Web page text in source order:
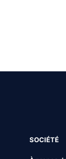
SOCIÉTÉ